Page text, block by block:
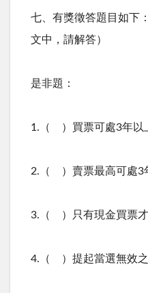
七、有獎徵答題目如下
文中，請解答）
是非題：
1.（ ）買票可處3年以
2.（ ）賣票最高可處3
3.（ ）只有現金買票才
4.（ ）提起當選無效之